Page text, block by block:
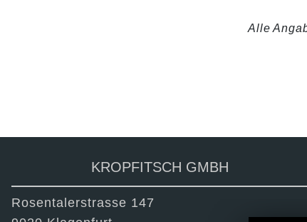
Alle
KROPFITSCH GMBH
Rosentalerstrasse 147